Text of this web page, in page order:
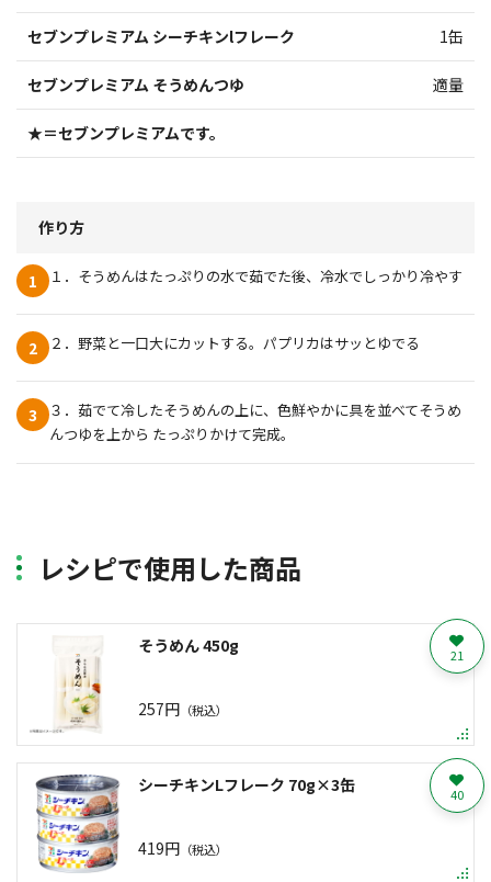
セブンプレミアム シーチキンlフレーク 1缶
セブンプレミアム そうめんつゆ 適量
★＝セブンプレミアムです。
作り方
1 １．そうめんはたっぷりの水で茹でた後、冷水でしっかり冷やす
2 ２．野菜と一口大にカットする。パプリカはサッとゆでる
3
３．茹でて冷したそうめんの上に、色鮮やかに具を並べてそうめ
んつゆを上から たっぷりかけて完成。
レシピで使用した商品
そうめん 450g
257円 （税込）
21
シーチキンLフレーク 70g×3缶
419円 （税込）
40